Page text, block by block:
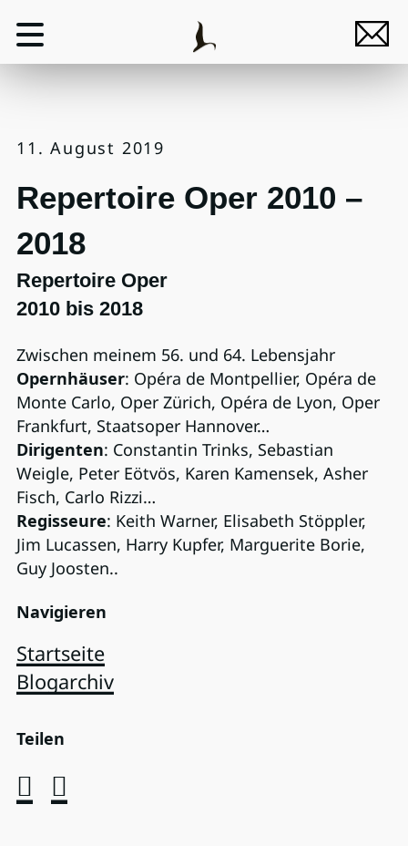
11. August 2019
Repertoire Oper 2010 –
2018
Repertoire Oper
2010 bis 2018
Zwischen meinem 56. und 64. Lebensjahr
Opernhäuser: Opéra de Montpellier, Opéra de
Monte Carlo, Oper Zürich, Opéra de Lyon, Oper
Frankfurt, Staatsoper Hannover…
Dirigenten: Constantin Trinks, Sebastian
Weigle, Peter Eötvös, Karen Kamensek, Asher
Fisch, Carlo Rizzi…
Regisseure: Keith Warner, Elisabeth Stöppler,
Jim Lucassen, Harry Kupfer, Marguerite Borie,
Guy Joosten..
Navigieren
Startseite
Blogarchiv
Teilen